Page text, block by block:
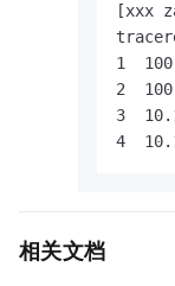
[xxx
1
2
3
4
相关文档